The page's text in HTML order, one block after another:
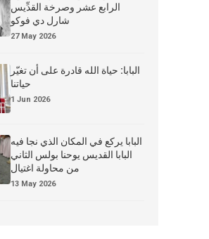
الرابع عشر وصرخة القدِّيس
شارل دي فوكو
27 May 2026
البابا: حياة الله قادرة على أن تغيّر
حياتنا
1 Jun 2026
البابا يركع في المكان الذي نجا فيه
البابا القديس يوحنا بولس الثاني
من محاولة اغتيال
13 May 2026